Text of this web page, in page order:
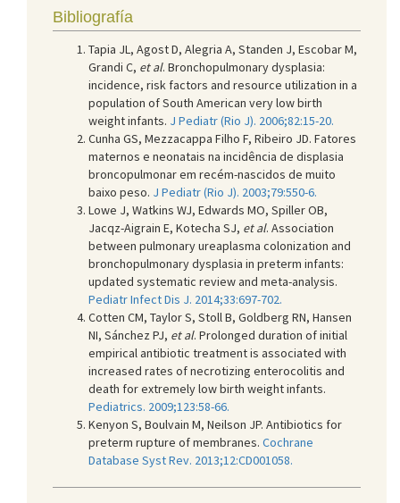
Bibliografía
Tapia JL, Agost D, Alegria A, Standen J, Escobar M,
Grandi C, et al. Bronchopulmonary dysplasia:
incidence, risk factors and resource utilization in a
population of South American very low birth
weight infants. J Pediatr (Rio J). 2006;82:15-20.
Cunha GS, Mezzacappa Filho F, Ribeiro JD. Fatores
maternos e neonatais na incidência de displasia
broncopulmonar em recém-nascidos de muito
baixo peso. J Pediatr (Rio J). 2003;79:550-6.
Lowe J, Watkins WJ, Edwards MO, Spiller OB,
Jacqz-Aigrain E, Kotecha SJ, et al. Association
between pulmonary ureaplasma colonization and
bronchopulmonary dysplasia in preterm infants:
updated systematic review and meta-analysis.
Pediatr Infect Dis J. 2014;33:697-702.
Cotten CM, Taylor S, Stoll B, Goldberg RN, Hansen
NI, Sánchez PJ, et al. Prolonged duration of initial
empirical antibiotic treatment is associated with
increased rates of necrotizing enterocolitis and
death for extremely low birth weight infants.
Pediatrics. 2009;123:58-66.
Kenyon S, Boulvain M, Neilson JP. Antibiotics for
preterm rupture of membranes. Cochrane
Database Syst Rev. 2013;12:CD001058.